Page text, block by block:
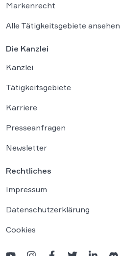
Markenrecht
Alle Tätigkeitsgebiete ansehen
Die Kanzlei
Kanzlei
Tätigkeitsgebiete
Karriere
Presseanfragen
Newsletter
Rechtliches
Impressum
Datenschutzerklärung
Cookies